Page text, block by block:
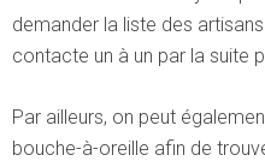
demander la liste des
contacte un à un par la suite
Par ailleurs, on peut
bouche-à-oreille afin de